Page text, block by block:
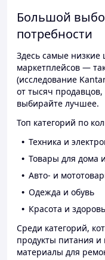
Большой
потребности
Здесь самые низкие
маркетплейсов —
(исследование
от тысяч
выбирайте лучшее.
Топ категорий по
Техника и
Товары для дома
Авто- и
Одежда и обувь
Красота и
Среди категорий,
продукты питания
материалы для